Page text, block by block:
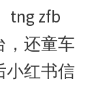
tng zfb
，还童车
小红书信